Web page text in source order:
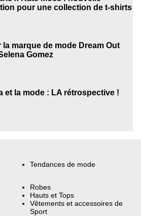
pour une collection de t-shirts
la marque de mode Dream Out
Gomez
et la mode : LA rétrospective !
Tendances de mode
Robes
Hauts et Tops
Vêtements et accessoires de
Sport